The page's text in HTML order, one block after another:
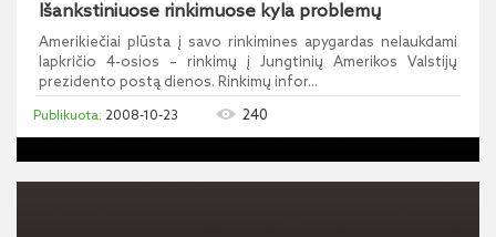
Išankstiniuose rinkimuose kyla problemų
Amerikiečiai plūsta į savo rinkimines apygardas nelaukdami
lapkričio 4-osios – rinkimų į Jungtinių Amerikos Valstijų
prezidento postą dienos. Rinkimų infor...
2008-10-23 240